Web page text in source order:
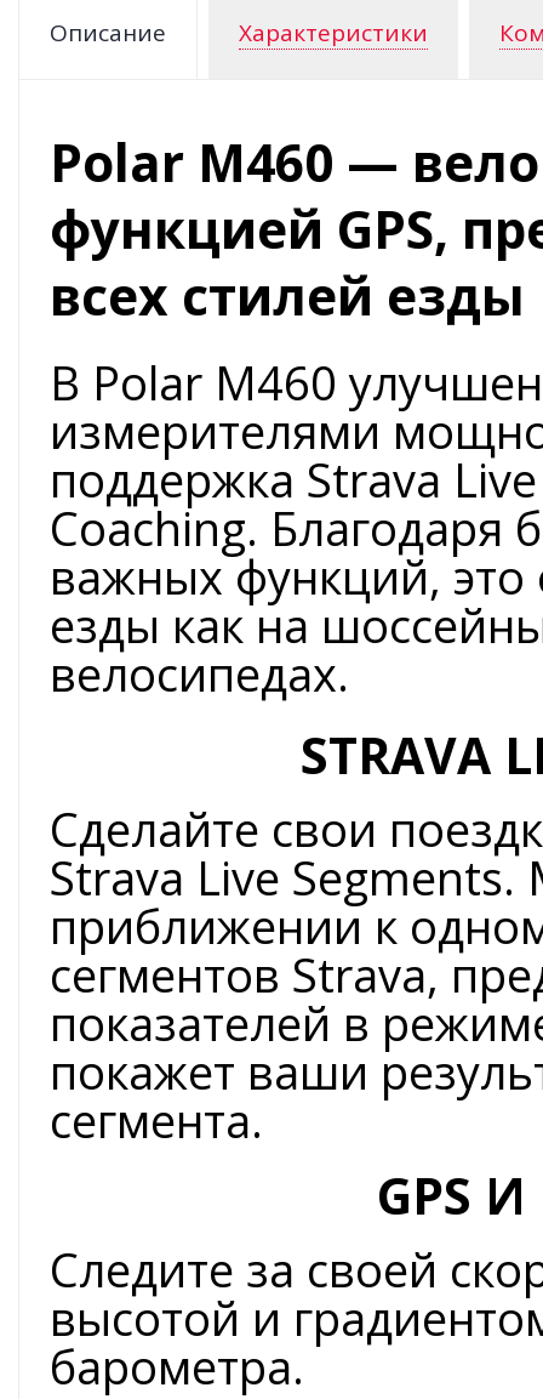
Описание Характеристики
Polar M460 —
функцией GPS,
всех стилей езды
В Polar M460
измерителями
поддержка Strava
Coaching. Благодаря
важных функций, это
езды как на
велосипедах.
STRAVA
Сделайте свои
Strava Live Segments.
приближении к
сегментов Strava,
показателей в
покажет ваши
сегмента.
GPS
Следите за своей
высотой и
барометра.